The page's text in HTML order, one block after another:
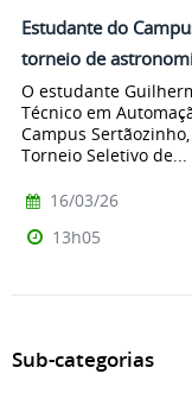
Estudante do
torneio de
O estudante
Técnico em
Campus
Torneio Seletivo de...
16/03/26
13h05
Sub-categorias